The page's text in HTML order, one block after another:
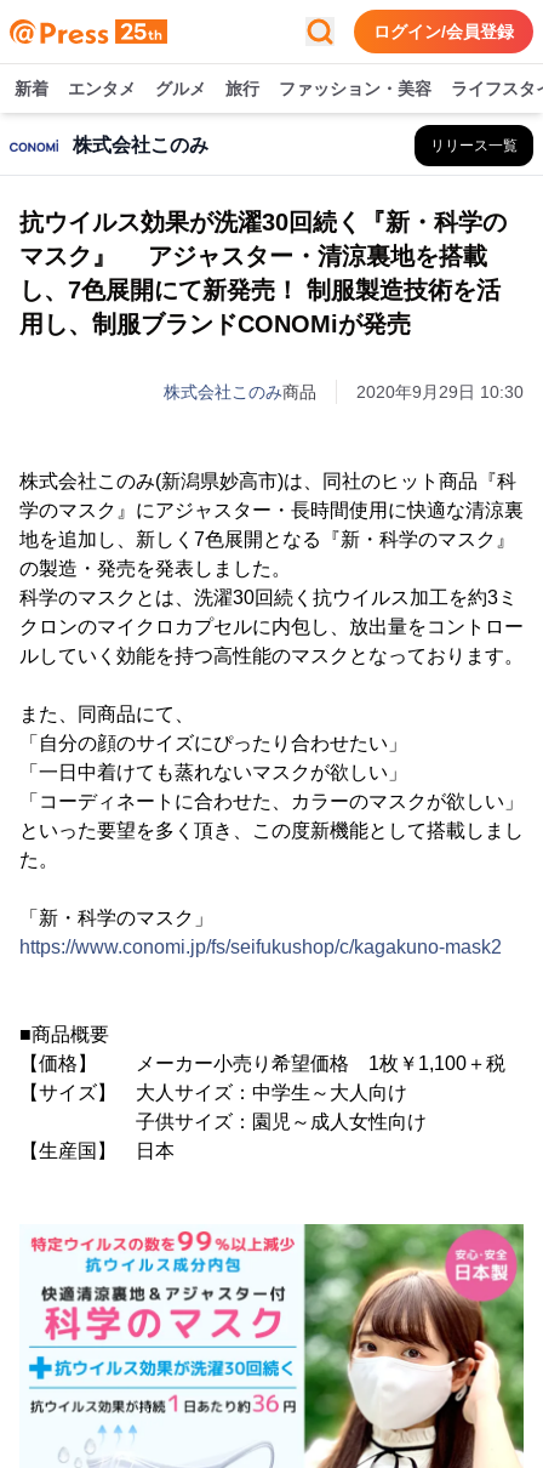
ログイン/会員登録
新着 エンタメ グルメ 旅行 ファッション・美容 ライフスタ
株式会社このみ リリース一覧
抗ウイルス効果が洗濯30回続く『新・科学の
マスク』 アジャスター・清涼裏地を搭載
し、7色展開にて新発売！ 制服製造技術を活
用し、制服ブランドCONOMiが発売
株式会社このみ商品 2020年9月29日 10:30
株式会社このみ(新潟県妙高市)は、同社のヒット商品『科
学のマスク』にアジャスター・長時間使用に快適な清涼裏
地を追加し、新しく7色展開となる『新・科学のマスク』
の製造・発売を発表しました。
科学のマスクとは、洗濯30回続く抗ウイルス加工を約3ミ
クロンのマイクロカプセルに内包し、放出量をコントロー
ルしていく効能を持つ高性能のマスクとなっております。
また、同商品にて、
「自分の顔のサイズにぴったり合わせたい」
「一日中着けても蒸れないマスクが欲しい」
「コーディネートに合わせた、カラーのマスクが欲しい」
といった要望を多く頂き、この度新機能として搭載しまし
た。
「新・科学のマスク」
https://www.conomi.jp/fs/seifukushop/c/kagakuno-mask2
■商品概要
【価格】 メーカー小売り希望価格 1枚￥1,100＋税
【サイズ】 大人サイズ：中学生～大人向け
子供サイズ：園児～成人女性向け
【生産国】 日本